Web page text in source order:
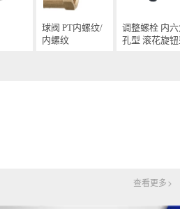
球阀 PT内螺纹/
内螺纹
调整螺栓 内六
孔型 滚花旋钮
查看更多